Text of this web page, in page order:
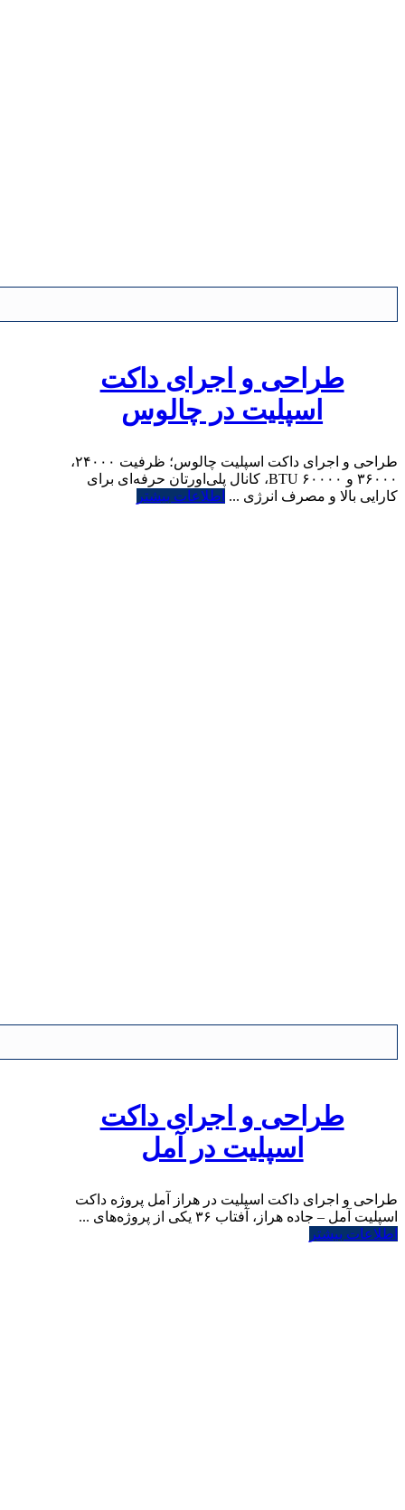
طراحی و اجرای داکت
اسپلیت در چالوس
طراحی و اجرای داکت اسپلیت چالوس؛ ظرفیت ۲۴۰۰۰،
۳۶۰۰۰ و ۶۰۰۰۰ BTU، کانال پلی‌اورتان حرفه‌ای برای
کارایی بالا و مصرف انرژی ... اطلاعات بیشتر
طراحی و اجرای داکت
اسپلیت در آمل
طراحی و اجرای داکت اسپلیت در هراز آمل پروژه داکت
اسپلیت آمل – جاده هراز، آفتاب ۳۶ یکی از پروژه‌های ...
اطلاعات بیشتر